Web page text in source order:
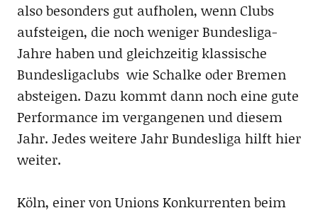
also besonders gut aufholen, wenn Clubs
aufsteigen, die noch weniger Bundesliga-
Jahre haben und gleichzeitig klassische
Bundesligaclubs wie Schalke oder Bremen
absteigen. Dazu kommt dann noch eine gute
Performance im vergangenen und diesem
Jahr. Jedes weitere Jahr Bundesliga hilft hier
weiter.
Köln, einer von Unions Konkurrenten beim